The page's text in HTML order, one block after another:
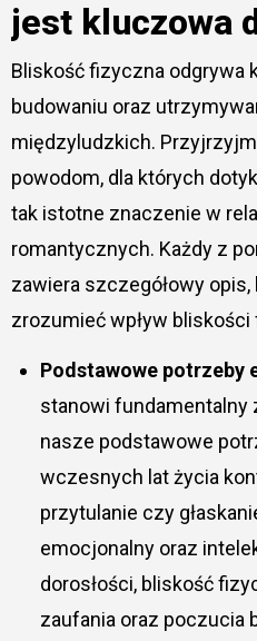
jest kluczowa
Bliskość fizyczna odgrywa kluczową rolę w
budowaniu oraz
międzyludzkich.
powodom, dla których
tak istotne znaczenie w
romantycznych. Każdy z
zawiera szczegółowy
zrozumieć wpływ
Podstawowe potrzeby
stanowi fundamentalny
nasze podstawowe
wczesnych lat życia
przytulanie czy
emocjonalny oraz
dorosłości, bliskość
zaufania oraz poczucia